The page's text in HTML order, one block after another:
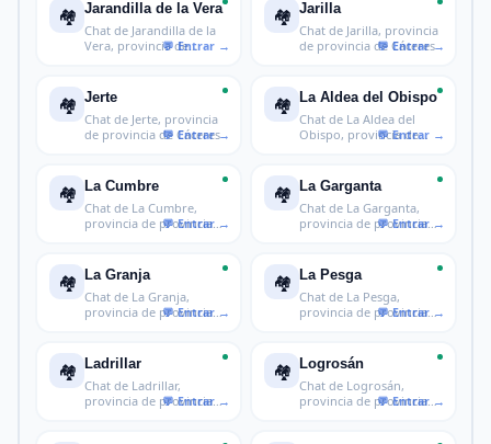
🏘️ Jarandilla de la Vera
Chat de Jarandilla de la
Vera, provincia de
🏘️ Jarilla
Chat de Jarilla, provincia
de provincia de Cáceres
🏘️ Jerte
Chat de Jerte, provincia
de provincia de Cáceres
🏘️ La Aldea del Obispo
Chat de La Aldea del
Obispo, provincia de
🏘️ La Cumbre
Chat de La Cumbre,
provincia de provincia
🏘️ La Garganta
Chat de La Garganta,
provincia de provincia
🏘️ La Granja
Chat de La Granja,
provincia de provincia
🏘️ La Pesga
Chat de La Pesga,
provincia de provincia
🏘️ Ladrillar
Chat de Ladrillar,
provincia de provincia
🏘️ Logrosán
Chat de Logrosán,
provincia de provincia